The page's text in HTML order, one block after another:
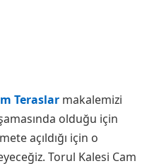
Teraslar makalemizi
olduğu için
açıldığı için o
Torul Kalesi Cam